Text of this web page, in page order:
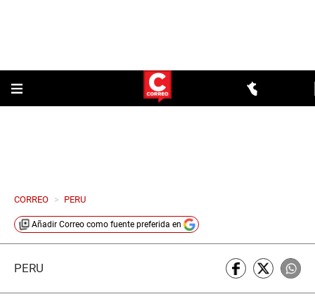
CORREO > PERU
Añadir Correo como fuente preferida en
PERÚ